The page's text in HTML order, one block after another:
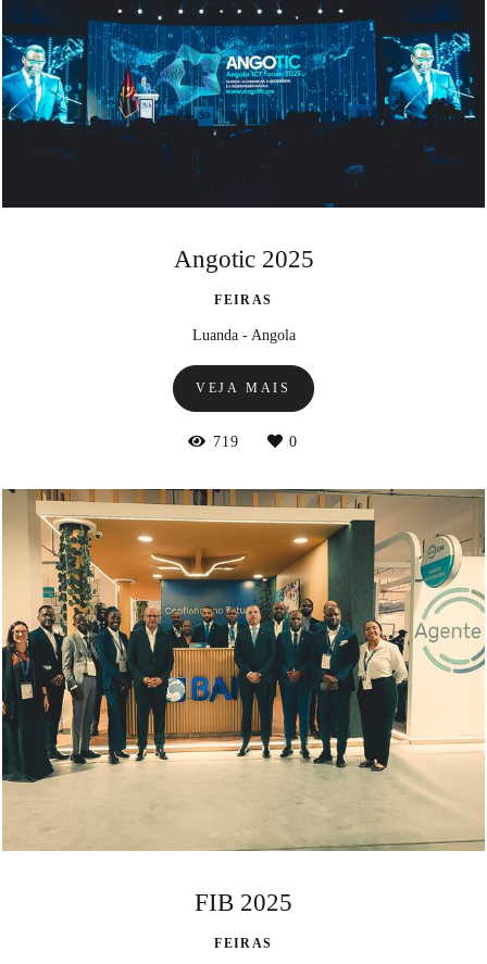
Angotic 2025
FEIRAS
Luanda - Angola
VEJA MAIS
719 0
FIB 2025
FEIRAS